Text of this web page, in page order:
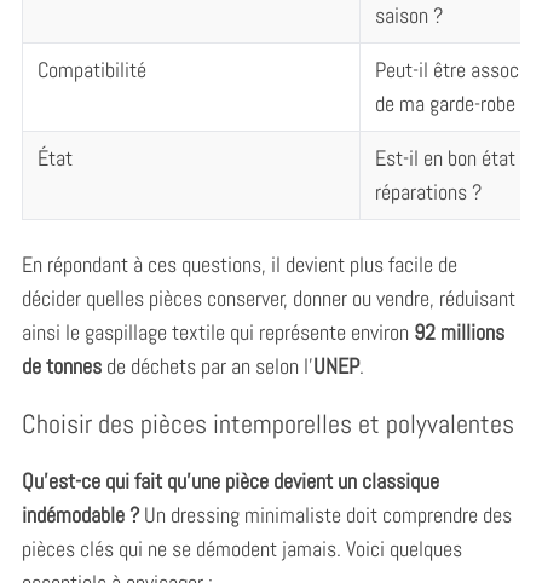
saison ?
Compatibilité
Peut-il être associé
de ma garde-robe ?
État
Est-il en bon état ?
réparations ?
En répondant à ces questions, il devient plus facile de
décider quelles pièces conserver, donner ou vendre, réduisant
ainsi le gaspillage textile qui représente environ 92 millions
de tonnesde déchets par an selon l’UNEP.
Choisir des pièces intemporelles et polyvalentes
Qu’est-ce qui fait qu’une pièce devient un classique
indémodable ?Un dressing minimaliste doit comprendre des
pièces clés qui ne se démodent jamais. Voici quelques